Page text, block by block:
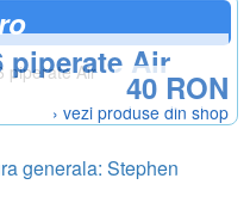
piperate Air
40 RON
› vezi produse din shop
generala: Stephen